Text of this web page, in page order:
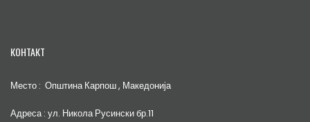
КОНТАКТ
Место : Општина Карпош , Македонија
Адреса : ул. Никола Русински бр.11